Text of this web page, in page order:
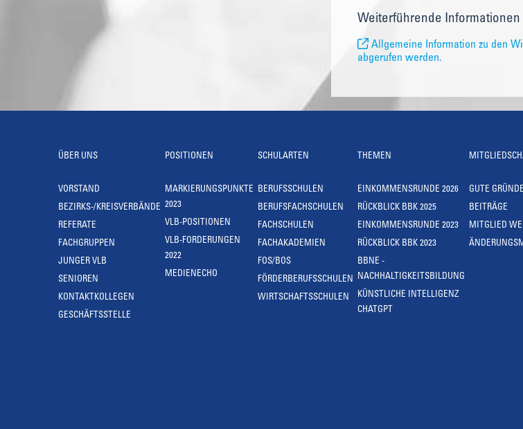
Weiterführende Informationen
Allgemeine Information zu den
abgerufen werden.
ÜBER UNS
VORSTAND
BEZIRKS-/KREISVERBÄNDE
REFERATE
FACHGRUPPEN
JUNGER VLB
SENIOREN
KONTAKTKOLLEGEN
GESCHÄFTSSTELLE
POSITIONEN
MARKIERUNGSPUNKTE
2023
VLB-POSITIONEN
VLB-FORDERUNGEN
2022
MEDIENECHO
SCHULARTEN
BERUFSSCHULEN
BERUFSFACHSCHULEN
FACHSCHULEN
FACHAKADEMIEN
FOS/BOS
FÖRDERBERUFSSCHULEN
WIRTSCHAFTSSCHULEN
THEMEN
EINKOMMENSRUNDE 2026
RÜCKBLICK BBK 2025
EINKOMMENSRUNDE 2023
RÜCKBLICK BBK 2023
BBNE -
NACHHALTIGKEITSBILDUNG
KÜNSTLICHE INTELLIGENZ
CHATGPT
GUTE GRÜNDE
BEITRÄGE
MITGLIED